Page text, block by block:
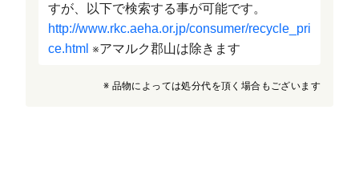
すが、以下で検索する事が可能です。
http://www.rkc.aeha.or.jp/consumer/recycle_pri
ce.html ※アマルク郡山は除きます
※ 品物によっては処分代を頂く場合もございます